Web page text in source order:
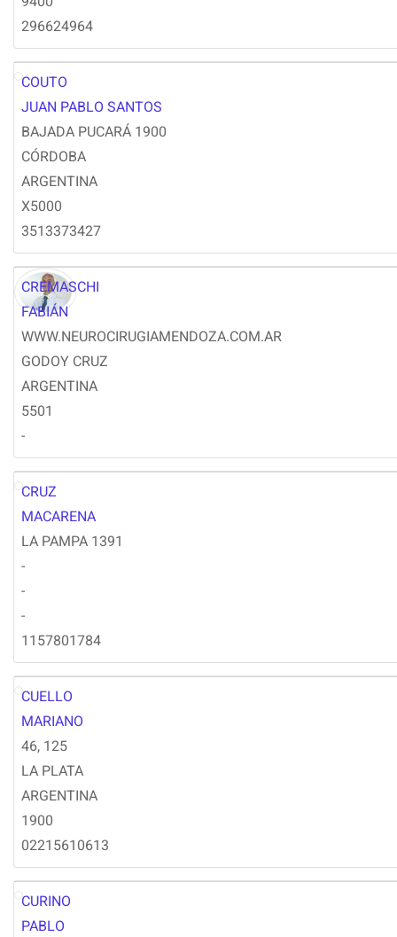
296624964
JC
COUTO
JUAN PABLO SANTOS
BAJADA PUCARÁ 1900
CÓRDOBA
ARGENTINA
X5000
3513373427
CREMASCHI
FABIÁN
WWW.NEUROCIRUGIAMENDOZA.COM.AR
GODOY CRUZ
ARGENTINA
5501
-
MC
CRUZ
MACARENA
LA PAMPA 1391
-
-
-
1157801784
MC
CUELLO
MARIANO
46, 125
LA PLATA
ARGENTINA
1900
02215610613
CURINO
PABLO